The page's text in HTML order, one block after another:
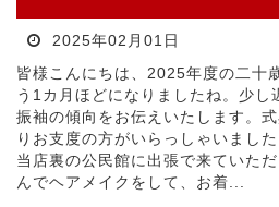
2025年02月01日
皆様こんにちは、2025年度の二十
う1カ月ほどになりましたね。少し
振袖の傾向をお伝えいたします。
りお支度の方がいらっしゃいまし
当店裏の公民館に出張で来ていた
んでヘアメイクをして、お着...